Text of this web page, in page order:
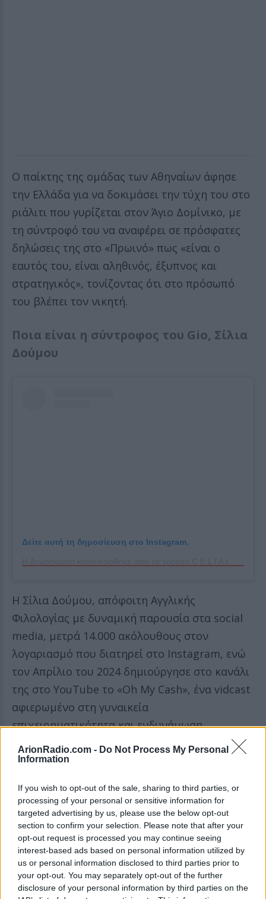
ArionRadio.com - Do Not Process My Personal
Information
If you wish to opt-out of the sale, sharing to third parties, or
processing of your personal or sensitive information for
targeted advertising by us, please use the below opt-out
section to confirm your selection. Please note that after your
opt-out request is processed you may continue seeing
interest-based ads based on personal information utilized by
us or personal information disclosed to third parties prior to
your opt-out. You may separately opt-out of the further
disclosure of your personal information by third parties on the
Ο παίκτης της ομάδας των Αθηναίων άφησε
την Ελλάδα για να δοκιμάσει την τύχη του στο
ριάλιτι που γυρίζεται στον Άγιο Δομίνικο, με
τη σύντροφό του να αναφέρει σε πρόσφατες
δηλώσεις της στο «Πρωινό» πως «είναι ο
εαυτός του, είναι αληθινός, έξυπνος και
στρατηγικός», τονίζοντας ότι στο πρόσωπό
του βλέπει τον νικητή.
Ποια είναι η σύντροφος του Gio, Σίλια
Δούμου
Δείτε αυτή τη δημοσίευση στο Instagram.
Η Σίλια Δούμου, απόφοιτη Αγγλικής
Φιλολογίας με δυναμική παρουσία στα social
media, μετρά 14.000 ακόλουθους στον
λογαριασμό που διατηρεί στο Instagram, ενώ
τον Απρίλιο του 2024 δημιούργησε στο κανάλι
της στο YouTube το «Oh My Cash», ένα vidcast
αφιερωμένο στη γυναικεία
επιχειρηματικότητα και ενδυνάμωση.
Λίγους μήνες αργότερα, τον Οκτώβριο,
ακόμη επαγγελματικό της εγχείρημα, το «Girls
Only Catch Up Club». Πρόκειται για μια
κοινότητα που φέρνει κοντά γυναίκες μέσα
από εκδηλώσεις, κοινές δραστηριότητες και
ταξίδια σε προορισμούς όπως το Ντουμπάι, η
Βαρκελώνη, το Μπάνσκο και άλλες πόλεις.